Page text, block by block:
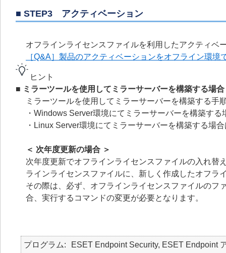
■ STEP3 アクティベーション
オフラインライセンスファイルを利用したアクティベ
［Q&A］製品のアクティベーションをオフライン環境
ヒント
■ ミラーツールを使用してミラーサーバーを構築する場合
ミラーツールを使用してミラーサーバーを構築する手
・Windows Server環境にてミラーサーバーを構築する
・Linux Server環境にてミラーサーバーを構築する場
＜ 次年度更新の場合 ＞
次年度更新でオフラインライセンスファイルの入れ替
ラインライセンスファイルに、新しく作成したオフラ
その際は、必ず、オフラインライセンスファイルのフ
合、実行するコマンドの変更が必要となります。
プログラム
ESET Endpoint Security, ESET Endpoint